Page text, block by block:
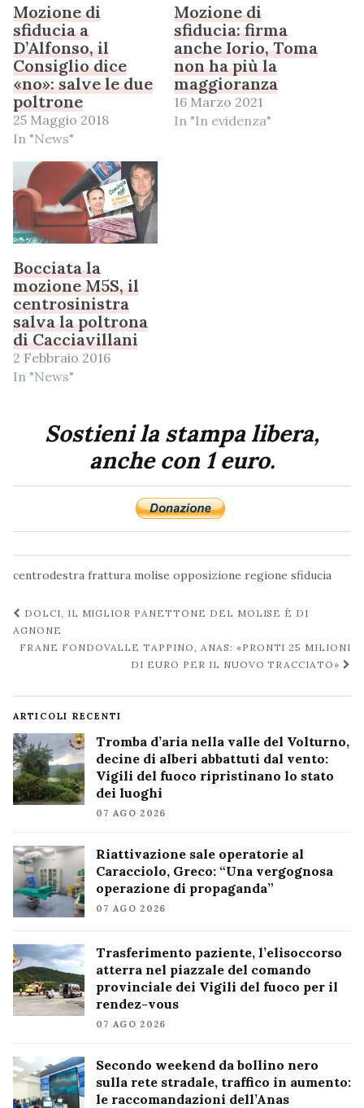
Mozione di
sfiducia a
D’Alfonso, il
Consiglio dice
«no»: salve le due
poltrone
25 Maggio 2018
In "News"
Mozione di
sfiducia: firma
anche Iorio, Toma
non ha più la
maggioranza
16 Marzo 2021
In "In evidenza"
Bocciata la
mozione M5S, il
centrosinistra
salva la poltrona
di Cacciavillani
2 Febbraio 2016
In "News"
Sostieni la stampa libera,
anche con 1 euro.
centrodestra frattura molise opposizione regione sfiducia
Navigazione
post
DOLCI, IL MIGLIOR PANETTONE DEL MOLISE È DI
AGNONE
FRANE FONDOVALLE TAPPINO, ANAS: «PRONTI 25 MILIONI
DI EURO PER IL NUOVO TRACCIATO»
ARTICOLI RECENTI
Tromba d’aria nella valle del Volturno,
decine di alberi abbattuti dal vento:
Vigili del fuoco ripristinano lo stato
dei luoghi
07 AGO 2026
Riattivazione sale operatorie al
Caracciolo, Greco: “Una vergognosa
operazione di propaganda”
07 AGO 2026
Trasferimento paziente, l’elisoccorso
atterra nel piazzale del comando
provinciale dei Vigili del fuoco per il
rendez-vous
07 AGO 2026
Secondo weekend da bollino nero
sulla rete stradale, traffico in aumento:
le raccomandazioni dell’Anas